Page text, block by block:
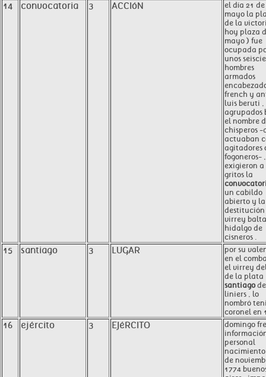
14 convocatoria 3 ACCIóN
el día 21 de
mayo la
de la
hoy plaza
mayo ) fue
ocupada
unos
hombres
armados
french y
luis beruti ,
agrupados
el nombre
chisperos -
actuaban
agitadores
fogoneros- ,
exigieron a
gritos la
un cabildo
abierto y la
destitución
virrey
hidalgo de
cisneros .
15 santiago 3 LUGAR
por su
en el
el virrey
de la plata
santiagode
liniers , lo
nombró
coronel en
16 ejército 3 EJéRCITO
domingo
personal
nacimiento
de
1774